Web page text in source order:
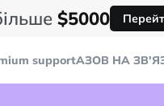
$5000
supportAЗОВ НА